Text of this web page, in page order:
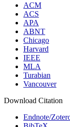
ACM
ACS
APA
ABNT
Chicago
Harvard
IEEE
MLA
Turabian
Vancouver
Download Citation
Endnote/